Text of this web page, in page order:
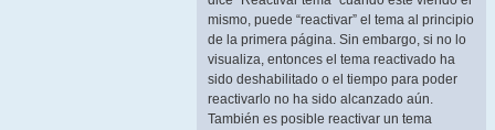
mismo, puede “reactivar” el tema al principio
de la primera página. Sin embargo, si no lo
visualiza, entonces el tema reactivado ha
sido deshabilitado o el tiempo para poder
reactivarlo no ha sido alcanzado aún.
También es posible reactivar un tema